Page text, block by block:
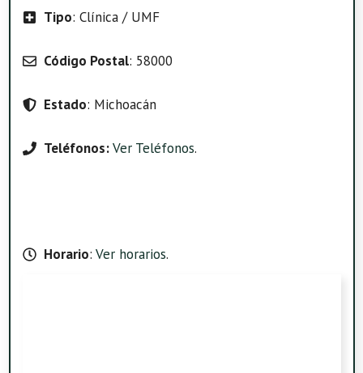
Tipo: Clínica / UMF
Código Postal: 58000
Estado: Michoacán
Teléfonos:Ver Teléfonos.
Horario: Ver horarios.